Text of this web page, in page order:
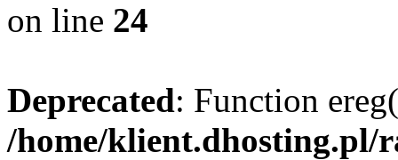
on line 24
Deprecated: Function
/home/klient.dhosting.pl/